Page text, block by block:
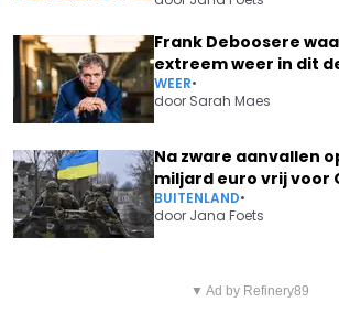
Frank Deboosere
extreem weer in dit
WEER•
door Sarah Maes
Na zware aanvallen
miljard euro vrij voor
BUITENLAND•
door Jana Foets
IVAN DE VADDER▼ Ad by Refinery89